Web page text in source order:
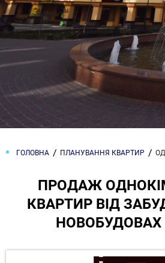
ГОЛОВНА ПЛАНУВАННЯ КВАРТИР
ПРОДАЖ
КВАРТИР ВІД
НОВОБУДОВАХ